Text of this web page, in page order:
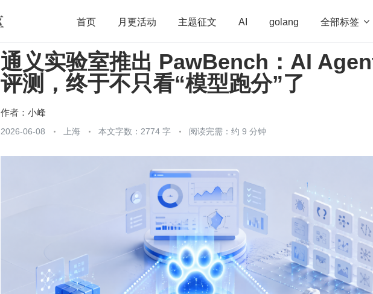
首页 月更活动 主题征文 AI golang 全部标签 
开源 架构 OpenHarmony 算法 学习方法 Web3.0 高
团队管理 程序员 运维 深度思考 低代码
通义实验室推出 PawBench：AI
评测，终于不只看“模型跑分”了
作者： 小峰
2026-06-08 上海 本文字数：2774 字 阅读完需：约 9 分钟